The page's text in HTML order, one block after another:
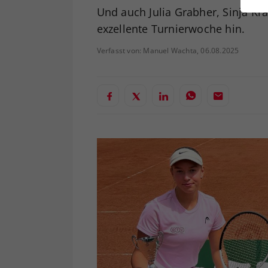
Und auch Julia Grabher, Sinja
exzellente Turnierwoche hin.
Verfasst von: Manuel Wachta, 06.08.2025